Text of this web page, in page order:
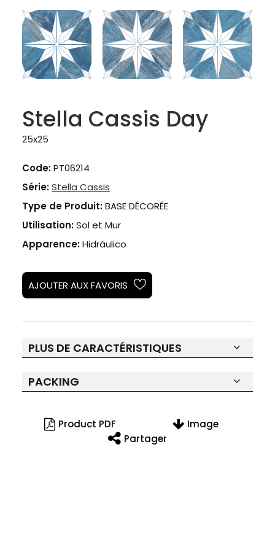
25x25
Stella Cassis Day
Code:PT06214
Série:Stella Cassis
Type de Produit:BASE DÉCORÉE
Utilisation:Sol et Mur
Apparence:Hidráulico
AJOUTER AUX FAVORIS
PLUS DE CARACTÉRISTIQUES
PACKING
Product PDF
Image
Partager